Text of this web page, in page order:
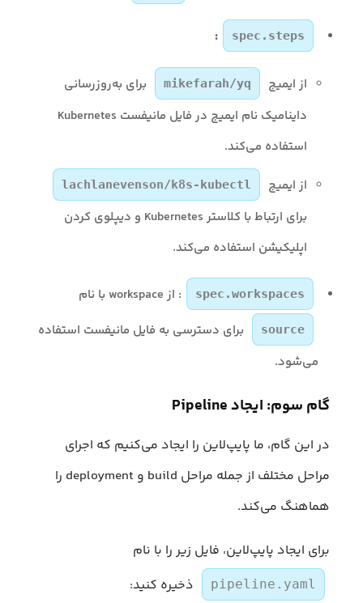
spec.steps
:
از ایمیج mikefarah/yq
برای به‌روزرسانی
داینامیک نام ایمیج در فایل مانیفست Kubernetes
استفاده می‌کند.
از ایمیج lachlanevenson/k8s-kubectl
برای ارتباط با کلاستر Kubernetes و دیپلوی کردن
اپلیکیشن استفاده می‌کند.
spec.workspaces : از workspace با نام
source
برای دسترسی به فایل مانیفست استفاده
می‌شود.
گام سوم: ایجاد Pipeline
در این گام، ما پایپ‌لاین را ایجاد می‌کنیم که اجرای
مراحل مختلف از جمله مراحل build و deployment را
هماهنگ می‌کند.
برای ایجاد پایپ‌لاین، فایل زیر را با نام
pipeline.yaml ذخیره کنید: